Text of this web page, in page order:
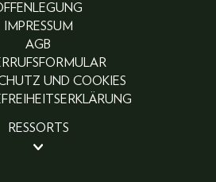
IMPRESSUM
AGB
UND COOKIES
RESSORTS